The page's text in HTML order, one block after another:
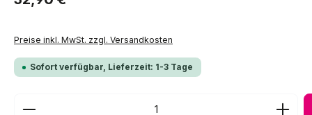
Preise inkl. MwSt. zzgl. Versandkosten
Sofort verfügbar, Lieferzeit: 1-3 Tage
Produkt Anzahl: Gib den gewünschten Wert ein